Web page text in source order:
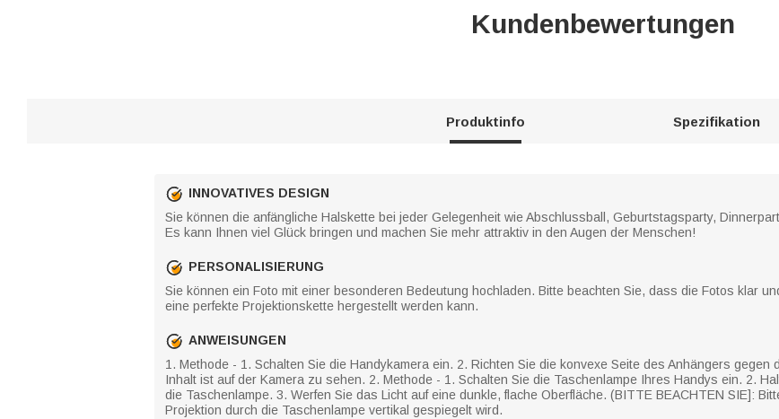
Kundenbewertungen
Produktinfo Spezifikation
INNOVATIVES DESIGN
Sie können die anfängliche Halskette bei jeder Gelegenheit wie Abschlussball, Geburtstagsparty,
Es kann Ihnen viel Glück bringen und machen Sie mehr attraktiv in den Augen der Menschen!
PERSONALISIERUNG
Sie können ein Foto mit einer besonderen Bedeutung hochladen. Bitte beachten Sie, dass die Fotos klar
eine perfekte Projektionskette hergestellt werden kann.
ANWEISUNGEN
1. Methode - 1. Schalten Sie die Handykamera ein. 2. Richten Sie die konvexe Seite des Anhängers
Inhalt ist auf der Kamera zu sehen. 2. Methode - 1. Schalten Sie die Taschenlampe Ihres Handys ein. 2.
die Taschenlampe. 3. Werfen Sie das Licht auf eine dunkle, flache Oberfläche. (BITTE BEACHTEN SIE]:
Projektion durch die Taschenlampe vertikal gespiegelt wird.